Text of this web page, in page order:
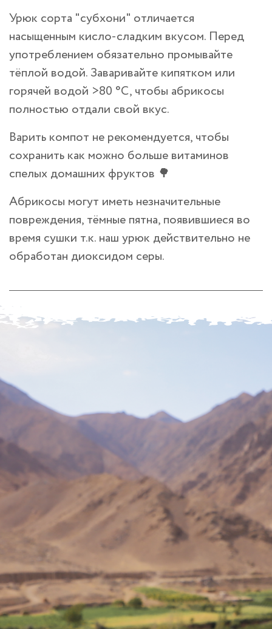
Урюк сорта "субхони" отличается
насыщенным кисло-сладким вкусом. Перед
употреблением обязательно промывайте
тёплой водой. Заваривайте кипятком или
горячей водой >80 °C, чтобы абрикосы
полностью отдали свой вкус.
Варить компот не рекомендуется, чтобы
сохранить как можно больше витаминов
спелых домашних фруктов 🌳
Абрикосы могут иметь незначительные
повреждения, тёмные пятна, появившиеся во
время сушки т.к. наш урюк действительно не
обработан диоксидом серы.